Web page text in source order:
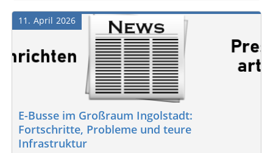
April
11 2026
E-Busse im Großraum Ingolstadt:
Fortschritte, Probleme und teure
Infrastruktur